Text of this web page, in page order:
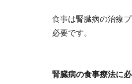
食事は腎臓病の治療
必要です。
腎臓病の食事療法に